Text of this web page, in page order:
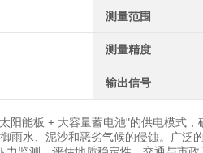
测量范围
测量精度
输出信号
阳能板 + 大容量蓄电池"的供电模式
雨水、泥沙和恶劣气候的侵蚀。广泛